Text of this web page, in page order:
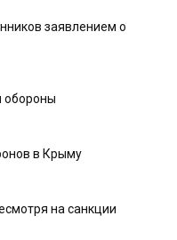
заявлением о
обороны
в Крыму
на санкции